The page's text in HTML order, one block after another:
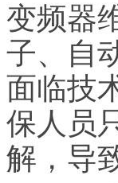
变频器
子、自
面临技
保人员
解，导